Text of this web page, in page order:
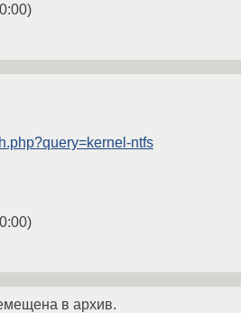
)
ntfs
)
в архив.